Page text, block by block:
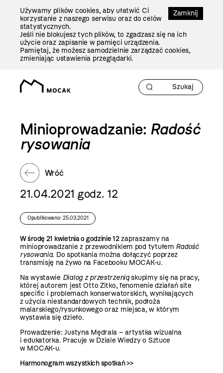
Zamknij
Używamy plików cookies, aby ułatwić Ci
korzystanie z naszego serwisu oraz do celów
statystycznych.
Jeśli nie blokujesz tych plików, to zgadzasz się na ich
użycie oraz zapisanie w pamięci urządzenia.
Pamiętaj, że możesz samodzielnie zarządzać cookies,
zmieniając ustawienia przeglądarki.
Minioprowadzanie: Radość
rysowania
Wróć
21.04.2021 godz. 12
Opublikowano: 25.03.2021
W środę 21 kwietnia o godzinie 12zapraszamy na
minioprowadzanie z przewodnikiem pod tytułem Radość
rysowania. Do spotkania można dołączyć poprzez
transmisję na żywo na Facebooku MOCAK-u.
Na wystawie Dialog z przestrzeniąskupimy się na pracy,
której autorem jest Otto Zitko, fenomenie działań site
specific i problemach konserwatorskich, wynikających
z użycia niestandardowych technik, podłoża
malarskiego/rysunkowego oraz miejsca, w którym
wystawia się dzieło.
Prowadzenie: Justyna Mędrala – artystka wizualna
i edukatorka. Pracuje w Dziale Wiedzy o Sztuce
w MOCAK-u.
Harmonogram wszystkich spotkań >>